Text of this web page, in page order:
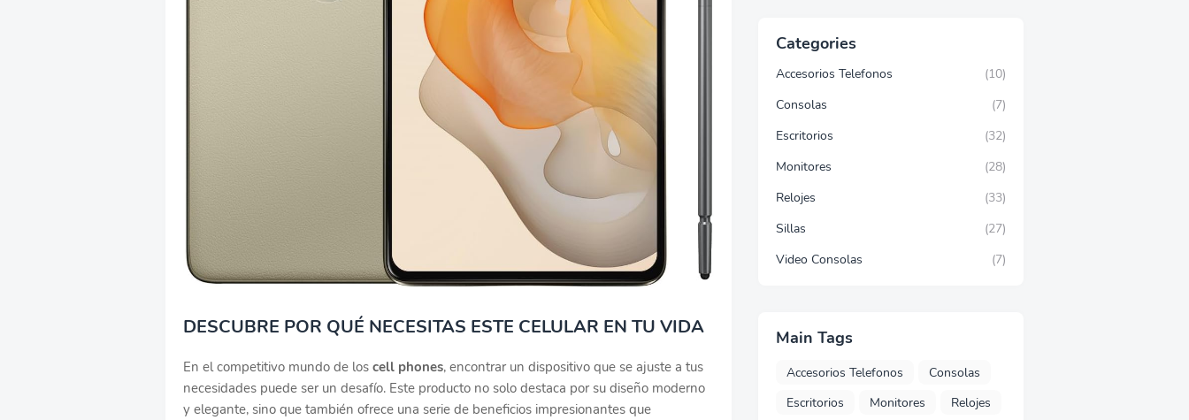
DESCUBRE POR QUÉ NECESITAS ESTE CELULAR EN TU VIDA
En el competitivo mundo de los cell phones, encontrar un dispositivo que se ajuste a tus
necesidades puede ser un desafío. Este producto no solo destaca por su diseño moderno
y elegante, sino que también ofrece una serie de beneficios impresionantes que
Categories
Accesorios Telefonos
(10)
Consolas
(7)
Escritorios
(32)
Monitores
(28)
Relojes
(33)
Sillas
(27)
Video Consolas
(7)
Main Tags
Accesorios Telefonos
Consolas
Escritorios
Monitores
Relojes